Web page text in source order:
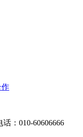
作
：010-60606666